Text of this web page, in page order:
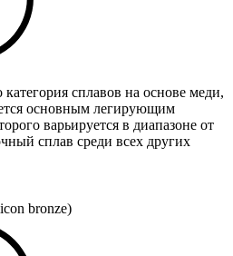
сплавов на основе меди,
основным легирующим
варьируется в диапазоне от
сплав среди всех других
bronze)